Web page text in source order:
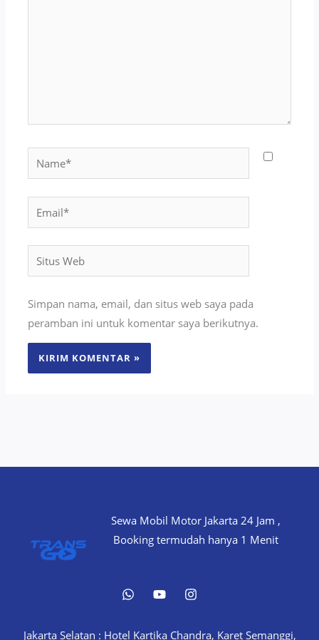
Name*
Situs
Web
Simpan nama, email, dan situs web saya pada
peramban ini untuk komentar saya berikutnya.
Sewa Mobil Motor Jakarta 24 Jam ,
Booking termudah hanya 1 Menit
Jakarta Selatan : Hotel Kartika Chandra, Karet Semanggi,